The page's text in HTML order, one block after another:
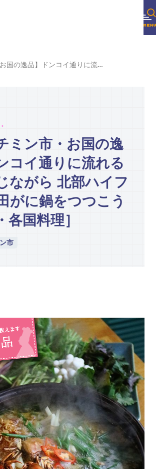
【ホーチミン市・お国の逸品】ドンコイ通りに流れる風を感じながら 北部ハイフォンの田がに鍋をつつこう［西洋・各国料理］
ミン市・お国の逸
コイ通りに流れる
ながら 北部ハイフ
がに鍋をつつこう
各国料理］
市